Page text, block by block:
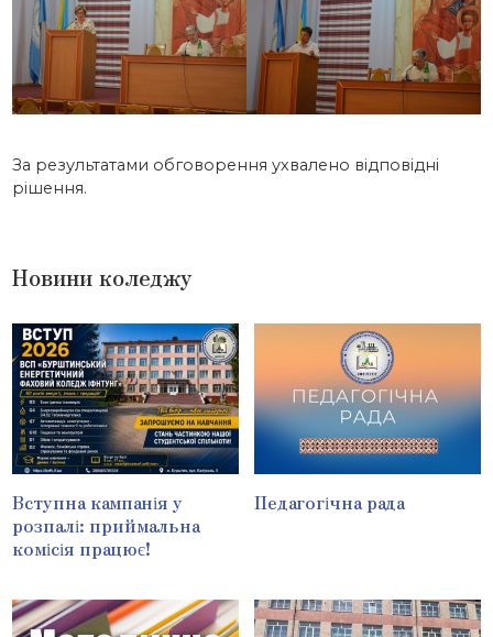
За результатами обговорення ухвалено відповідні
рішення.
Новини коледжу
Вступна кампанія у
розпалі: приймальна
комісія працює!
Педагогічна рада